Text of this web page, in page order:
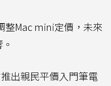
整Mac mini定價，未來
出親民平價入門筆電